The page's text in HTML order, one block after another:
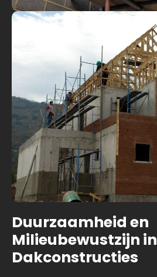
Duurzaamheid en
Milieubewustzijn in
Dakconstructies